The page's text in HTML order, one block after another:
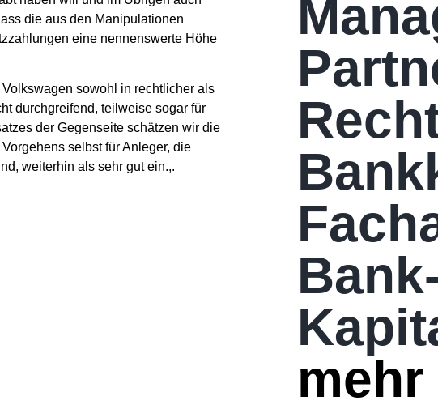
die aus den Manipulationen
eine nennenswerte Höhe
sowohl in rechtlicher als
durchgreifend, teilweise sogar für
der Gegenseite schätzen wir die
selbst für Anleger, die
weiterhin als sehr gut ein.,.